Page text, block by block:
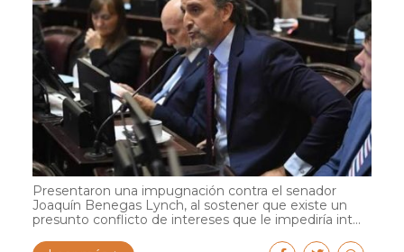
Presentaron una impugnación contra el senador
Joaquín Benegas Lynch, al sostener que existe un
presunto conflicto de intereses que le impediría int...